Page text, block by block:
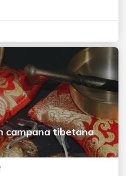
campana tibetana